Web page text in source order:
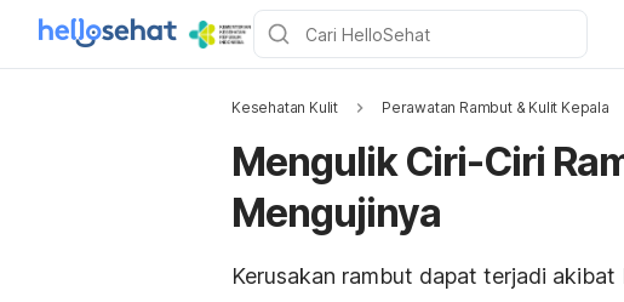
Kesehatan Kulit Perawatan Rambut & Kulit Kepala
Mengulik Ciri-Ciri
Mengujinya
Kerusakan rambut dapat terjadi